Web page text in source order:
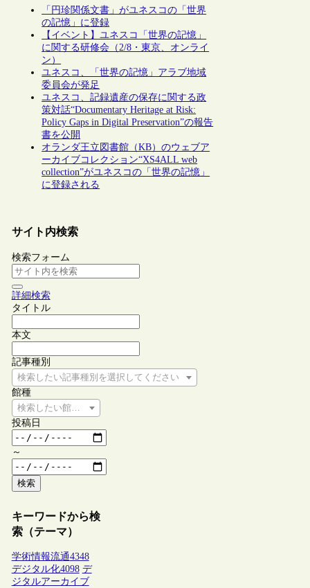
「円珍関係文書」がユネスコの「世界
の記憶」に登録
【イベント】ユネスコ「世界の記憶」
に関する研修会（2/8・東京、オンライ
ン）
ユネスコ、「世界の記憶」アラブ地域
委員会が発足
ユネスコ、記録遺産の保存に関する政
策対話“Documentary Heritage at Risk:
Policy Gaps in Digital Preservation”の報告
書を公開
オランダ王立図書館（KB）のウェブア
ーカイブコレクション“XS4ALL web
collection”がユネスコの「世界の記憶」
に登録される
サイト内検索
検索フォーム
詳細検索
タイトル
本文
記事種別
検索したい記事種別を選択してください
館種
検索したい館種を選択してください
投稿日
～
検索
キーワードから検
索（テーマ）
学術情報流通4348
デジタル化4098 デ
ジタルアーカイブ